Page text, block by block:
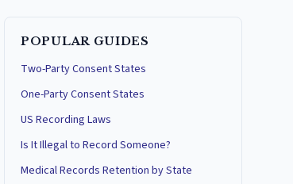
POPULAR GUIDES
Two-Party Consent States
One-Party Consent States
US Recording Laws
Is It Illegal to Record Someone?
Medical Records Retention by State